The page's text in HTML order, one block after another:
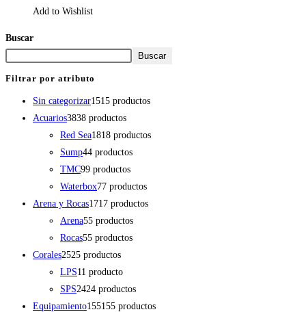
Add to Wishlist
Buscar
Buscar
Filtrar por atributo
Sin categorizar1515 productos
Acuarios3838 productos
Red Sea1818 productos
Sump44 productos
TMC99 productos
Waterbox77 productos
Arena y Rocas1717 productos
Arena55 productos
Rocas55 productos
Corales2525 productos
LPS11 producto
SPS2424 productos
Equipamiento155155 productos